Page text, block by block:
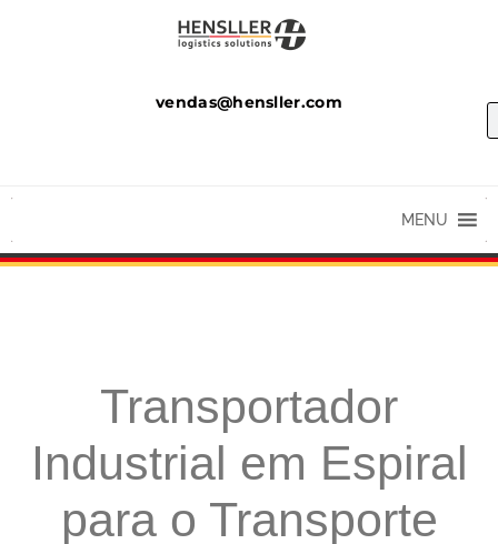
vendas@hensller.com
MENU
Transportador
Industrial em Espiral
para o Transporte